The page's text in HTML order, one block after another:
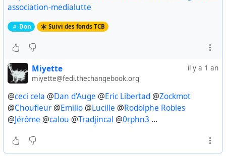
association-medialutte
Don Suivi des fonds TCB
il y a 1 an
Miyette
miyette@fedi.thechangebook.org
@ceci cela @Dan d'Auge @Eric Libertad @Zockmot
@Choufleur @Emilio @Lucille @Rodolphe Robles
@Jérôme @calou @Tradjincal @0rphn3 ...